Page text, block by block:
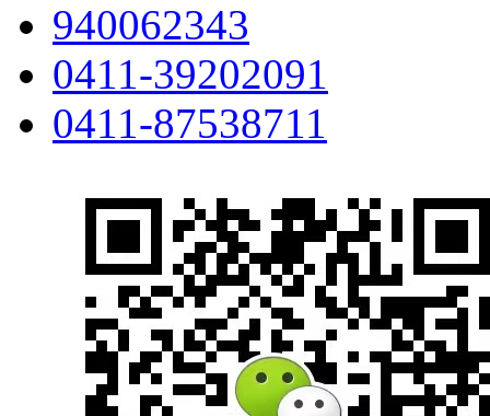
940062343
0411-39202091
0411-87538711